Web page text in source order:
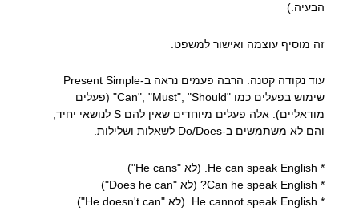
הבעיה.)
זה מוסיף עוצמה ואישור למשפט.
עוד נקודה קטנה: הרבה פעמים נראה ב-Present Simple
שימוש בפעלים כמו "Can", "Must", "Should" (פעלים
מודאליים). אלה פעלים מיוחדים שאין להם S לנושאי יחיד,
והם לא משתמשים ב-Do/Does לשאלות ושלילות.
* He can speak English. (לא "He cans")
* Can he speak English? (לא "Does he can")
* He cannot speak English. (לא "He doesn't can")